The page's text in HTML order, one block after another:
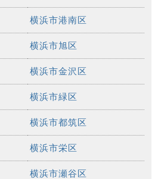
横浜市港南区
横浜市旭区
横浜市金沢区
横浜市緑区
横浜市都筑区
横浜市栄区
横浜市瀬谷区